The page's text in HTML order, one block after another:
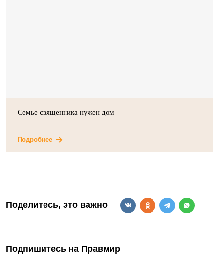
Семье священника нужен дом
Подробнее
Поделитесь, это важно
Подпишитесь на Правмир